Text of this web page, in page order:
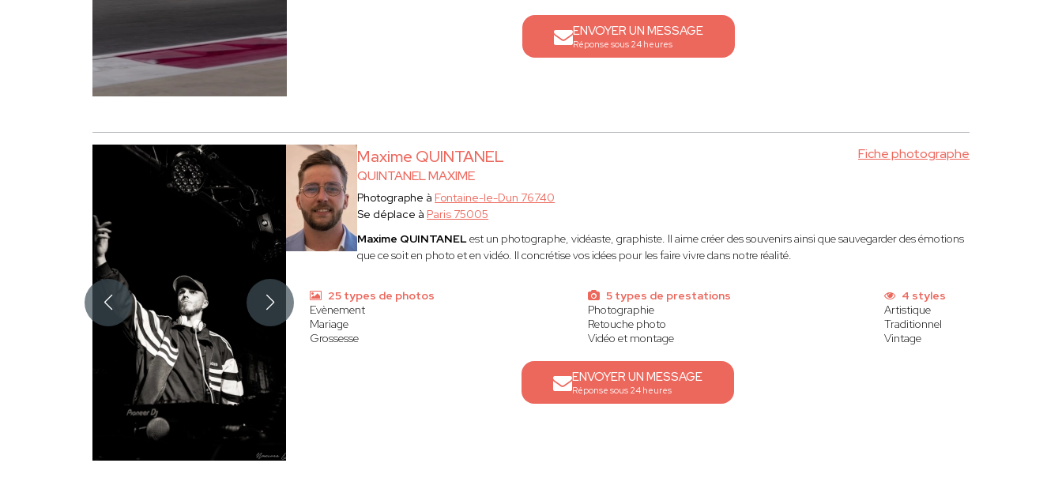
ENVOYER UN MESSAGE
Réponse sous 24 heures
Maxime QUINTANEL
QUINTANEL MAXIME
Fiche photographe
Photographe à Fontaine-le-Dun 76740
Se déplace à Paris 75005
Maxime QUINTANELest un photographe, vidéaste, graphiste. Il aime créer des souvenirs ainsi que sauvegarder des émotions
que ce soit en photo et en vidéo. Il concrétise vos idées pour les faire vivre dans notre réalité.
25 types de photos
Evènement
Mariage
Grossesse
5 types de prestations
Photographie
Retouche photo
Vidéo et montage
4 styles
Artistique
Traditionnel
Vintage
ENVOYER UN MESSAGE
Réponse sous 24 heures